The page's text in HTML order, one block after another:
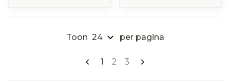
Pagina's
U lees momenteel pagina
1 Pagina
2 Pagina
3
Toon per pagina